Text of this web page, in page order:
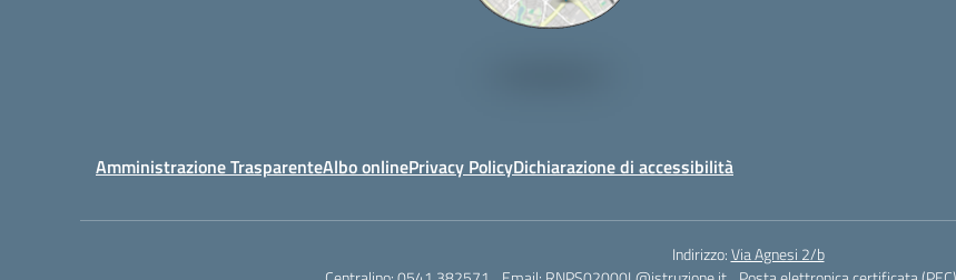
Amministrazione TrasparenteAlbo onlinePrivacy PolicyDichiarazione di accessibilità
Indirizzo:Via Agnesi 2/b